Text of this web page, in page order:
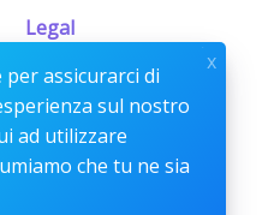
Legal
Knowledge Center
Custom Development
Sponsorships
Terms & Conditions
assicurarci di
sul nostro
ad utilizzare
che tu ne sia
x